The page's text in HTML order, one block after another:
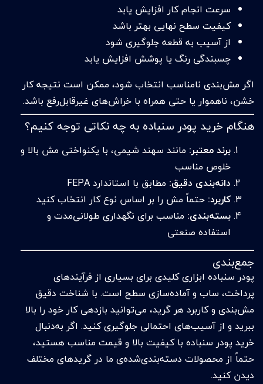
سرعت انجام کار افزایش یابد
کیفیت سطح نهایی بهتر باشد
از آسیب به قطعه جلوگیری شود
چسبندگی رنگ یا پوشش افزایش یابد
اگر مش‌بندی نامناسب انتخاب شود، ممکن است نتیجه کار
خشن، ناهموار یا حتی همراه با خراش‌های غیرقابل‌رفع باشد.
هنگام خرید پودر سنباده به چه نکاتی توجه کنیم؟
برند معتبر: مانند سهند شیمی، با یکنواختی مش بالا و
خلوص مناسب
دانه‌بندی دقیق: مطابق با استاندارد FEPA
کاربرد: حتماً مش را بر اساس نوع کار انتخاب کنید
بسته‌بندی: مناسب برای نگهداری طولانی‌مدت و
استفاده صنعتی
جمع‌بندی
پودر سنباده ابزاری کلیدی برای بسیاری از فرآیندهای
پرداخت، ساب و آماده‌سازی سطح است. با شناخت دقیق
مش‌بندی و کاربرد هر گرید، می‌توانید بازدهی کار خود را بالا
ببرید و از آسیب‌های احتمالی جلوگیری کنید. اگر به‌دنبال
خرید پودر سنباده با کیفیت بالا و قیمت مناسب هستید،
حتماً از محصولات دسته‌بندی‌شده‌ی ما در گریدهای مختلف
دیدن کنید.